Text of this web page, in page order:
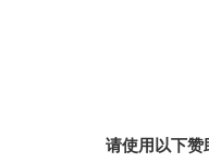
请使用以下赞